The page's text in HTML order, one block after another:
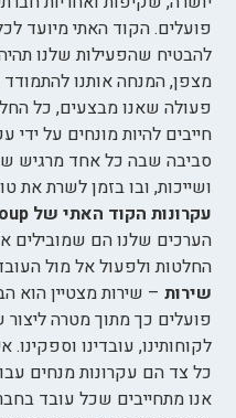
פועלים. הקוד האתי מיועד
להבטיח שהפעילות שלנו
מצפן, המנחה אותנו
פעולה שאנו מבצעים, כל
חייבים להיות מונחים על ידי
סביבה שבה כל אחד מרגיש
ושייכות, ובו בזמן לשרת את
עקרונות הקוד האתי של Mgroup
הערכים שלנו הם שמובילים
החלטות ולפעול אל מול
שירות – שירות מצטיין הוא
פועלים כך מתוך מטרה ליצור
לקוחותינו, עובדינו
כל צד הם עקרונות מנחים
אנו מתחייבים שכל עובד